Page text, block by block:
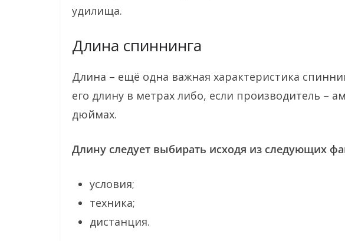
удилища.
Длина спиннинга
Длина – ещё одна важная характеристика
его длину в метрах либо, если производитель –
дюймах.
Длину следует выбирать исходя из следующих
условия;
техника;
дистанция.